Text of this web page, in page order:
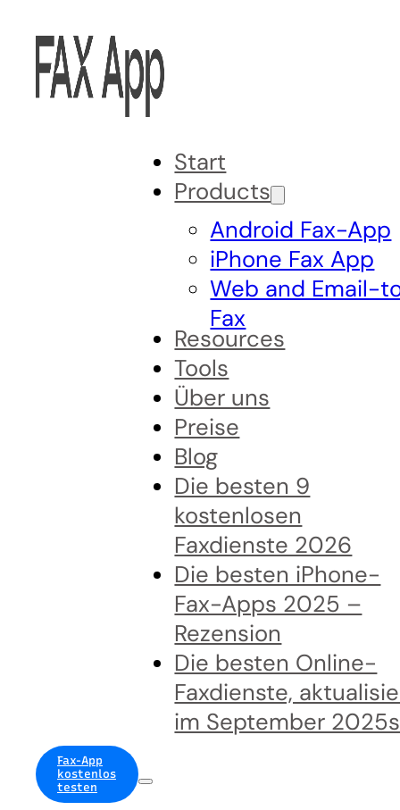
Fax-App
kostenlos
testen
Start
Products
Android Fax-App
iPhone Fax App
Web and Email-
Fax
Resources
Tools
Über uns
Preise
Blog
Die besten 9
kostenlosen
Faxdienste 2026
Die besten iPhone-
Fax-Apps 2025 –
Rezension
Die besten Online-
Faxdienste,
im September 2025s